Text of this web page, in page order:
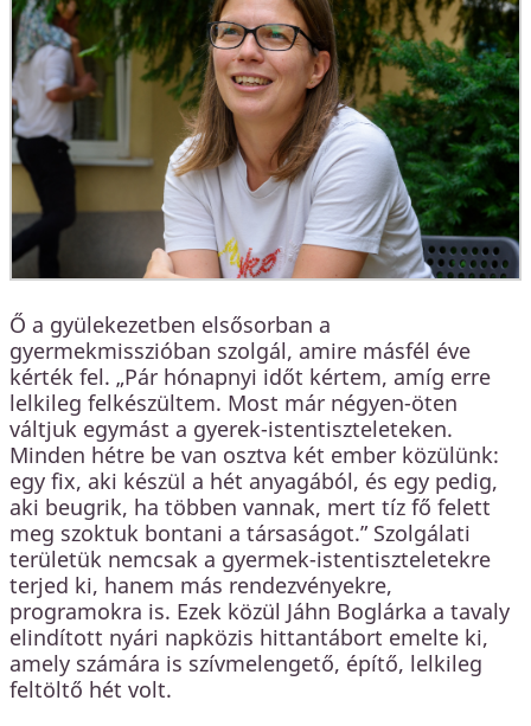
Ő a gyülekezetben elsősorban a
gyermekmisszióban szolgál, amire másfél éve
kérték fel. „Pár hónapnyi időt kértem, amíg erre
lelkileg felkészültem. Most már négyen-öten
váltjuk egymást a gyerek-istentiszteleteken.
Minden hétre be van osztva két ember közülünk:
egy fix, aki készül a hét anyagából, és egy pedig,
aki beugrik, ha többen vannak, mert tíz fő felett
meg szoktuk bontani a társaságot.” Szolgálati
területük nemcsak a gyermek-istentiszteletekre
terjed ki, hanem más rendezvényekre,
programokra is. Ezek közül Jáhn Boglárka a tavaly
elindított nyári napközis hittantábort emelte ki,
amely számára is szívmelengető, építő, lelkileg
feltöltő hét volt.